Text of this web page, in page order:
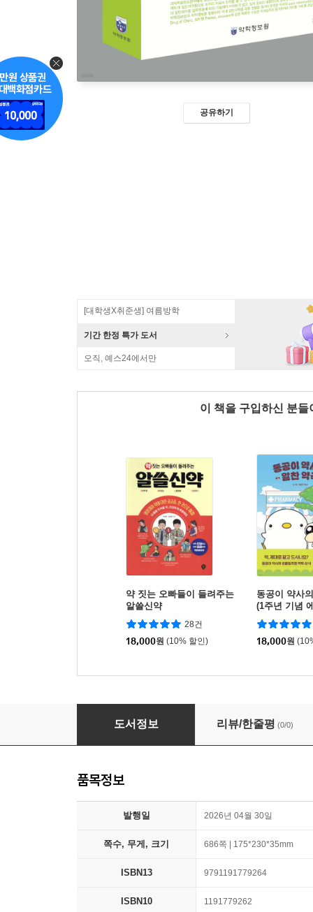
공유하기
[대학생X취준생] 여름방학
기간 한정 특가 도서
오직, 예스24에서만
이 책을 구입하신 분
약 짓는 오빠들이 들려주는
알쓸신약
28건
18,000원 (10% 할인)
동공이 약사
(1주년 기념
18,000원
맞춤 OTC 선택가이드
도서정보 리뷰/한줄평 (0/0)
품목정보
발행일 2026년 04월 30일
쪽수, 무게, 크기 686쪽 | 175*230*35mm
ISBN13 9791191779264
ISBN10 1191779262